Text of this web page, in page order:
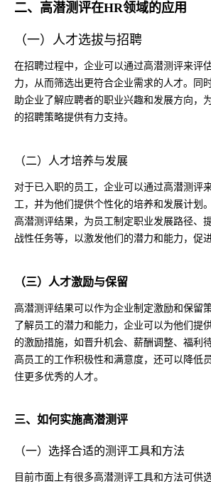
二、高潜测评在HR领域的应用
（一）人才选拔与招聘
在招聘过程中，企业可以通过高潜测评来评
力，从而筛选出更符合企业需求的人才。同
助企业了解应聘者的职业兴趣和发展方向，
的招聘策略提供有力支持。
（二）人才培养与发展
对于已入职的员工，企业可以通过高潜测评
工，并为他们提供个性化的培养和发展计划
高潜测评结果，为员工制定职业发展路径、
战性任务等，以激发他们的潜力和能力，促
（三）人才激励与保留
高潜测评结果可以作为企业制定激励和保留
了解员工的潜力和能力，企业可以为他们提
的激励措施，如晋升机会、薪酬调整、福利
高员工的工作积极性和满意度，还可以降低
住更多优秀的人才。
三、如何实施高潜测评
（一）选择合适的测评工具和方法
目前市面上有很多高潜测评工具和方法可供